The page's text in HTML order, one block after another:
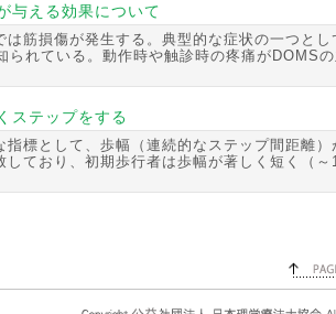
与える効果について
筋損傷が発生する。典型的な症状の一つとし
れている。動作時や触診時の疼痛がDOMSの
ステップをする
標として、歩幅（連続的なステップ間距離）
ており、初期歩行者は歩幅が著しく短く（～